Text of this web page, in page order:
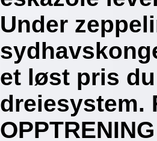
Under
et løst pris
dreiesystem.